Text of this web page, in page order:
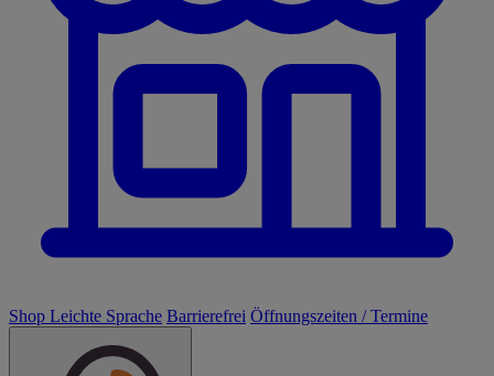
Shop Leichte Sprache Barrierefrei Öffnungszeiten / Termine